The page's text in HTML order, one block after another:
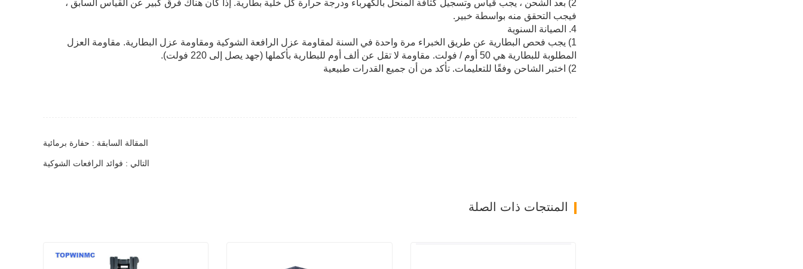
2) بعد الشحن ، يجب قياس وتسجيل كثافة المنحل بالكهرباء ودرجة حرارة كل خلية بطارية. إذا كان هناك فرق كبير عن القياس السابق ،
فيجب التحقق منه بواسطة خبير.
4. الصيانة السنوية
1) يجب فحص البطارية عن طريق الخبراء مرة واحدة في السنة لمقاومة عزل الرافعة الشوكية ومقاومة عزل البطارية. مقاومة العزل
المطلوبة للبطارية هي 50 أوم / فولت. مقاومة لا تقل عن ألف أوم للبطارية بأكملها (جهد يصل إلى 220 فولت).
2) اختبر الشاحن وفقًا للتعليمات. تأكد من أن جميع القدرات طبيعية
المقالة السابقة : حفارة برمائية
التالي : فوائد الرافعات الشوكية
المنتجات ذات الصلة